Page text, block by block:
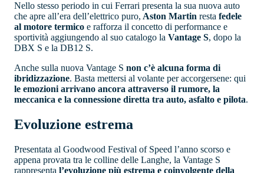
Nello stesso periodo in cui Ferrari presenta la sua nuova auto
che apre all’era dell’elettrico puro, Aston Martin resta fedele
al motore termico e rafforza il concetto di performance e
sportività aggiungendo al suo catalogo la Vantage S, dopo la
DBX S e la DB12 S.
Anche sulla nuova Vantage S non c’è alcuna forma di
ibridizzazione. Basta mettersi al volante per accorgersene: qui
le emozioni arrivano ancora attraverso il rumore, la
meccanica e la connessione diretta tra auto, asfalto e pilota.
Evoluzione estrema
Presentata al Goodwood Festival of Speed l’anno scorso e
appena provata tra le colline delle Langhe, la Vantage S
rappresenta l’evoluzione più estrema e coinvolgente della